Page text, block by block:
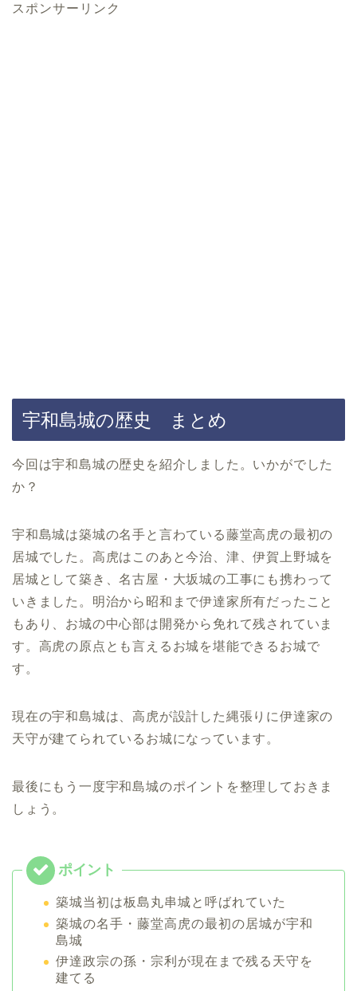
スポンサーリンク
宇和島城の歴史 まとめ
今回は宇和島城の歴史を紹介しました。いかがでした
か？
宇和島城は築城の名手と言わている藤堂高虎の最初の
居城でした。高虎はこのあと今治、津、伊賀上野城を
居城として築き、名古屋・大坂城の工事にも携わって
いきました。明治から昭和まで伊達家所有だったこと
もあり、お城の中心部は開発から免れて残されていま
す。高虎の原点とも言えるお城を堪能できるお城で
す。
現在の宇和島城は、高虎が設計した縄張りに伊達家の
天守が建てられているお城になっています。
最後にもう一度宇和島城のポイントを整理しておきま
しょう。
築城当初は板島丸串城と呼ばれていた
築城の名手・藤堂高虎の最初の居城が宇和
島城
伊達政宗の孫・宗利が現在まで残る天守を
建てる